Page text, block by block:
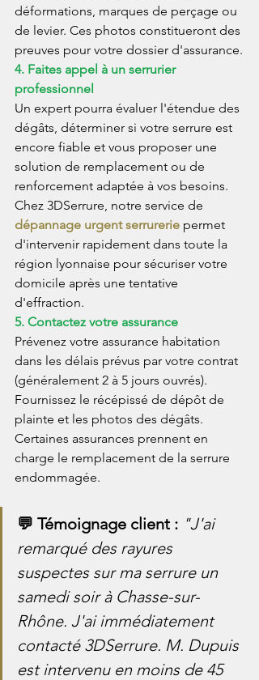
déformations, marques de perçage ou
de levier. Ces photos constitueront des
preuves pour votre dossier d'assurance.
4. Faites appel à un serrurier
professionnel
Un expert pourra évaluer l'étendue des
dégâts, déterminer si votre serrure est
encore fiable et vous proposer une
solution de remplacement ou de
renforcement adaptée à vos besoins.
Chez 3DSerrure, notre service de
dépannage urgent serrurerie permet
d'intervenir rapidement dans toute la
région lyonnaise pour sécuriser votre
domicile après une tentative
d'effraction.
5. Contactez votre assurance
Prévenez votre assurance habitation
dans les délais prévus par votre contrat
(généralement 2 à 5 jours ouvrés).
Fournissez le récépissé de dépôt de
plainte et les photos des dégâts.
Certaines assurances prennent en
charge le remplacement de la serrure
endommagée.
💬 Témoignage client : "J'ai
remarqué des rayures
suspectes sur ma serrure un
samedi soir à Chasse-sur-
Rhône. J'ai immédiatement
contacté 3DSerrure. M. Dupuis
est intervenu en moins de 45